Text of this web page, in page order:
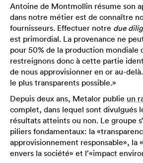
Antoine de Montmollin résume son
dans notre métier est de connaître
fournisseurs. Effectuer notre due
est primordial. La provenance ne
pour 50% de la production mondiale
restreignons donc à cette partie
de nous approvisionner en or au-
le plus transparents possible.»
Depuis deux ans, Metalor publie un
complet, dans lequel sont divulgués
résultats atteints ou non. Le groupe
piliers fondamentaux: la
approvisionnement responsable», la
envers la société» et l’«impact